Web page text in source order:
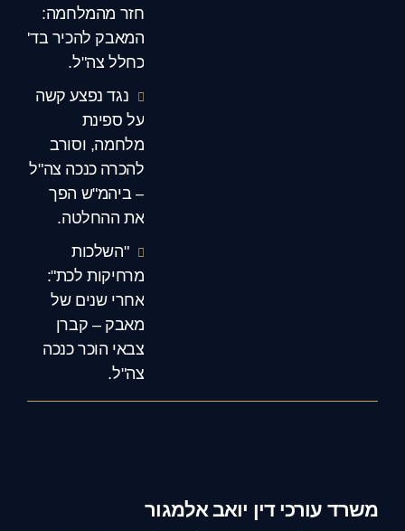
משרד עורכי דין יואב אלמגור
חזר מהמלחמה:
המאבק להכיר בד'
כחלל צה"ל.
נגד נפצע קשה
על ספינת
מלחמה, וסורב
להכרה כנכה צה"ל
– ביהמ"ש הפך
את ההחלטה.
"השלכות
מרחיקות לכת":
אחרי שנים של
מאבק – קברן
צבאי הוכר כנכה
צה"ל.